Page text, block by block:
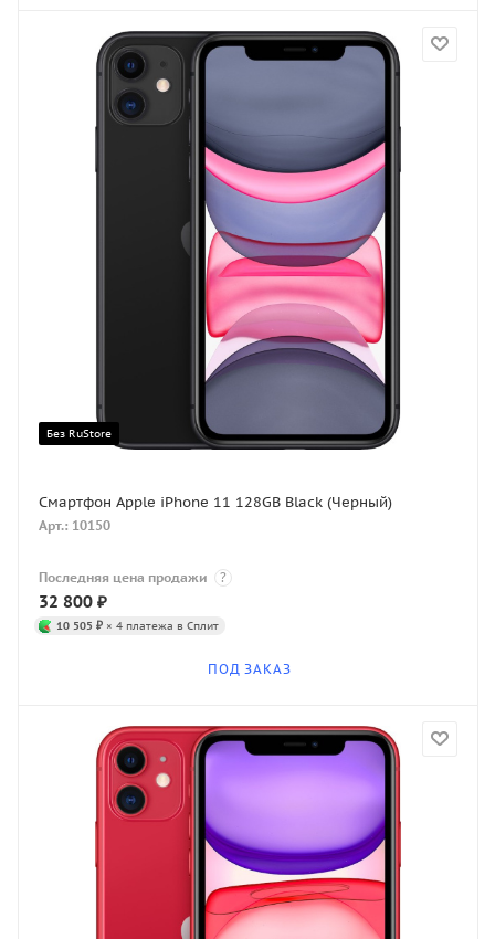
Без RuStore
Смартфон Apple iPhone 11 128GB Black (Черный)
Арт.: 10150
Последняя цена продажи ?
32 800 ₽
10 505 ₽ × 4 платежа в Сплит
ПОД ЗАКАЗ